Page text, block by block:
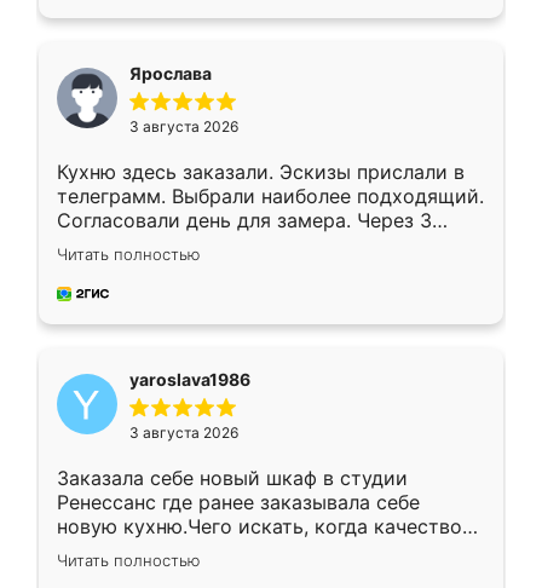
Ярослава
3 августа 2026
Кухню здесь заказали. Эскизы прислали в
телеграмм. Выбрали наиболее подходящий.
Согласовали день для замера. Через 3
недели кухня была уже готова. Остались
довольны работой. Спасибо Ренессанс
мебель за качественную работу!
Читать полностью
yaroslava1986
3 августа 2026
Заказала себе новый шкаф в студии
Ренессанс где ранее заказывала себе
новую кухню.Чего искать, когда качеством
вполне довольна. Служит кухня уже почти
два года, нареканий нет.
Читать полностью